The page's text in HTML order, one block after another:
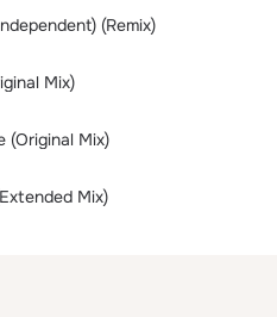
(Remix)
Mix)
(Original Mix)
Mix)